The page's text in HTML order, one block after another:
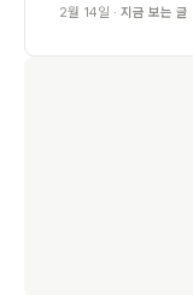
2월 14일 · 지금 보는 글